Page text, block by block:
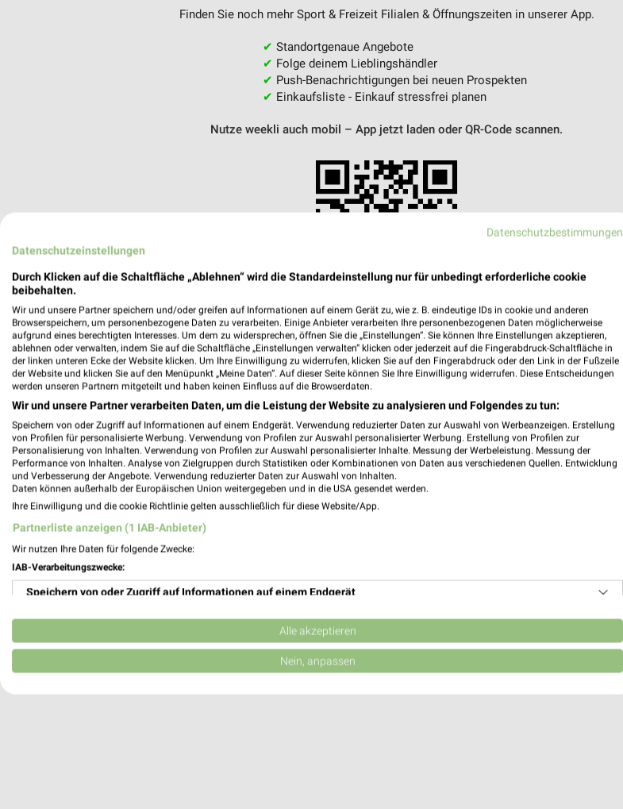
Finden Sie noch mehr Sport & Freizeit Filialen & Öffnungszeiten in unserer App.
✔ Standortgenaue Angebote
✔ Folge deinem Lieblingshändler
✔ Push-Benachrichtigungen bei neuen Prospekten
✔ Einkaufsliste - Einkauf stressfrei planen
Nutze weekli auch mobil – App jetzt laden oder QR-Code scannen.
Fahrrad XXL Emporon Dresden Nord
Washingtonstraße 65
01139 Dresden Nord
Heute geschlossen
162,68 km
Fahrrad XXL Emporon Dresden Süd
Dohnaer Straße 250
Heute geschlossen
171,75 km
Datenschutzbestimmungen
Datenschutzeinstellungen
Durch Klicken auf die Schaltfläche „Ablehnen“ wird die Standardeinstellung nur für unbedingt erforderliche cookie
beibehalten.
Wir und unsere Partner speichern und/oder greifen auf Informationen auf einem Gerät zu, wie z. B. eindeutige IDs in cookie und anderen
Browserspeichern, um personenbezogene Daten zu verarbeiten. Einige Anbieter verarbeiten Ihre personenbezogenen Daten möglicherweise
aufgrund eines berechtigten Interesses. Um dem zu widersprechen, öffnen Sie die „Einstellungen“. Sie können Ihre Einstellungen akzeptieren,
ablehnen oder verwalten, indem Sie auf die Schaltfläche „Einstellungen verwalten“ klicken oder jederzeit auf die Fingerabdruck-Schaltfläche in
der linken unteren Ecke der Website klicken. Um Ihre Einwilligung zu widerrufen, klicken Sie auf den Fingerabdruck oder den Link in der Fußzeile
der Website und klicken Sie auf den Menüpunkt „Meine Daten“. Auf dieser Seite können Sie Ihre Einwilligung widerrufen. Diese Entscheidungen
werden unseren Partnern mitgeteilt und haben keinen Einfluss auf die Browserdaten.
Wir und unsere Partner verarbeiten Daten, um die Leistung der Website zu analysieren und Folgendes zu tun:
Speichern von oder Zugriff auf Informationen auf einem Endgerät. Verwendung reduzierter Daten zur Auswahl von Werbeanzeigen. Erstellung
von Profilen für personalisierte Werbung. Verwendung von Profilen zur Auswahl personalisierter Werbung. Erstellung von Profilen zur
Personalisierung von Inhalten. Verwendung von Profilen zur Auswahl personalisierter Inhalte. Messung der Werbeleistung. Messung der
Performance von Inhalten. Analyse von Zielgruppen durch Statistiken oder Kombinationen von Daten aus verschiedenen Quellen. Entwicklung
und Verbesserung der Angebote. Verwendung reduzierter Daten zur Auswahl von Inhalten.
Daten können außerhalb der Europäischen Union weitergegeben und in die USA gesendet werden.
Ihre Einwilligung und die cookie Richtlinie gelten ausschließlich für diese Website/App.
Partnerliste anzeigen (1 IAB-Anbieter)
Wir nutzen Ihre Daten für folgende Zwecke:
IAB-Verarbeitungszwecke:
Speichern von oder Zugriff auf Informationen auf einem Endgerät
Verwendung reduzierter Daten zur Auswahl von Werbeanzeigen
Erstellung von Profilen für personalisierte Werbung
Alle akzeptieren
Nein, anpassen